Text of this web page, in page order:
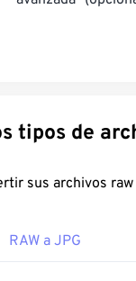
a otros tipos de
RAW a JPG